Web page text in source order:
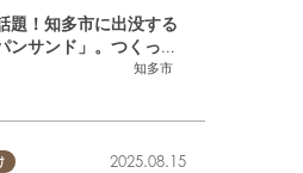
知多市
題！知多市に出没する
ンサンド」。つくって
お祭りお兄さん!?【ち
2025.08.15